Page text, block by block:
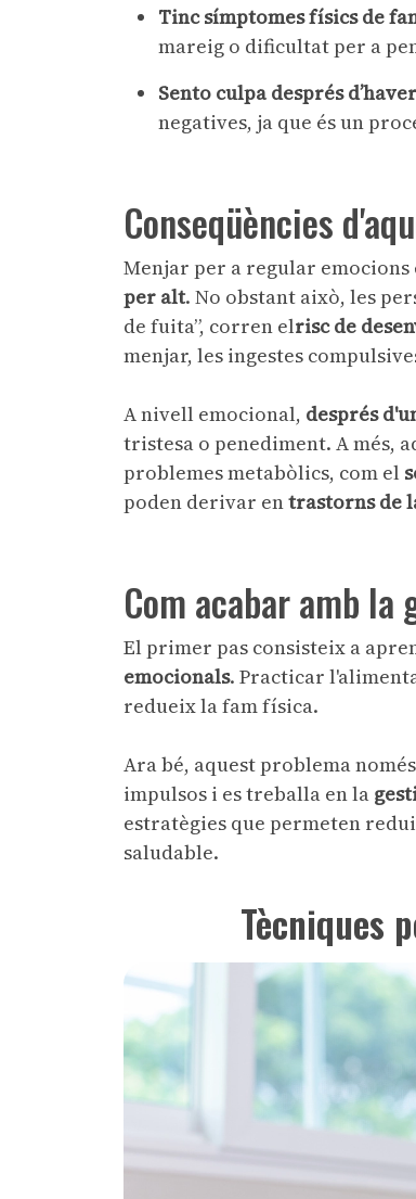
Tinc símptomes físics de
mareig o dificultat per a
Sento culpa després
negatives, ja que és un
Conseqüències
Menjar per a regular emocions
per alt. No obstant això, les
de fuita”, corren elrisc de
menjar, les ingestes
A nivell emocional, després
tristesa o penediment. A més,
problemes metabòlics, com el
poden derivar entrastorns de
Com acabar amb la
El primer pas consisteix a
emocionals. Practicar
redueix la fam física.
Ara bé, aquest problema
impulsos i es treballa en la
estratègies que permeten
saludable.
Tècniques